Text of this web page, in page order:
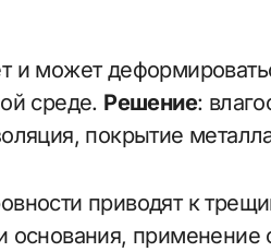
и может
среде. Решение:
покрытие
приводят к
основания,